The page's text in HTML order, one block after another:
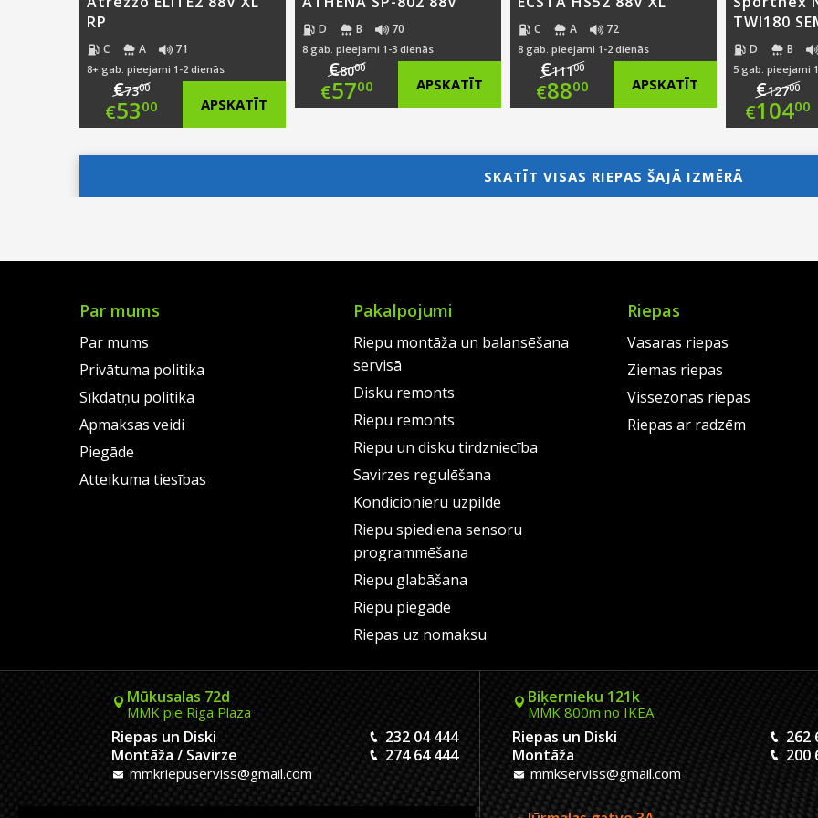
RP
C A 71
8+ gab. pieejami 1-2 dienās
€7300
Original
€5300 APSKATĪT
D B 70
8 gab. pieejami 1-3 dienās
€8000
Original
was:
€80.00.
€5700
price
is:
APSKATĪT
C A 72
8 gab. pieejami 1-2 dienās
€11100
Original
was:
€111.00.
€8800
price
is:
APSKATĪT
TWI180
D B
5 gab. pieejami
€12700
€10400
SKATĪT VISAS RIEPAS ŠAJĀ IZMĒRĀ
Par mums
Par mums
Privātuma politika
Sīkdatņu politika
Apmaksas veidi
Piegāde
Atteikuma tiesības
Pakalpojumi
Riepu montāža un balansēšana
servisā
Disku remonts
Riepu remonts
Riepu un disku tirdzniecība
Savirzes regulēšana
Kondicionieru uzpilde
Riepu spiediena sensoru
programmēšana
Riepu glabāšana
Riepu piegāde
Riepas uz nomaksu
Riepas
Vasaras riepas
Ziemas riepas
Vissezonas riepas
Riepas ar radzēm
Mūkusalas 72d
MMK pie Riga Plaza
Riepas un Diski
232 04 444
Montāža / Savirze
274 64 444
mmkriepuserviss@gmail.com
Biķernieku 121k
MMK 800m no IKEA
Riepas un Diski
262
Montāža
200
mmkserviss@gmail.com